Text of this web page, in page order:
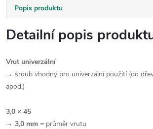
Popis produktu
Detailní popis
Vrut univerzální
→ šroub vhodný pro univerzální použití (do
apod.)
3,0 × 45
→ 3,0 mm = průměr vrutu